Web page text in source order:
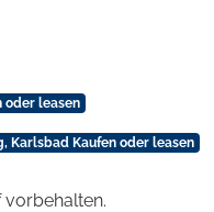
oder leasen
Karlsbad Kaufen oder leasen